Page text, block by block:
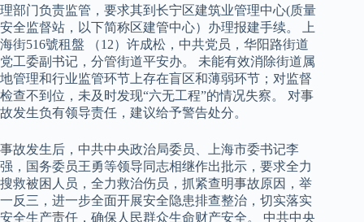
理部门负责监管，要求其到长宁区建筑业管理中心(质量
安全监督站，以下简称区建管中心）办理报建手续。 上
海街516號租盤 （12）许成松，中共党员，华阳路街道
党工委副书记，分管街道平安办。 未能有效消除街道属
地管理和行业监管环节上存在盲区和薄弱环节；对监督
检查不到位，未及时发现“六无工程”的情况失察。 对事
故发生负有领导责任，建议给予警告处分。
事故发生后，中共中央政治局委员、上海市委书记李
强，国务委员王勇等领导同志相继作出批示，要求全力
搜救被困人员，全力救治伤员，抓紧查明事故原因，举
一反三，进一步全面开展安全隐患排查整治，切实落实
安全生产责任，确保人民群众生命财产安全。 中共中央